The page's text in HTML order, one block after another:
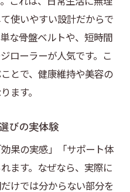
人気商品ランキング
正しい利用方法
体で使う器具の選び方
ーの特徴と選択基準
性と品質の見分け方
家が重視するポイント
具の選び方ガイド
評判を活かす方法
使いやすい設計だからで
な骨盤ベルトや、短時間
ローラーが人気です。こ
とで、健康維持や美容の
ます。
びの実体験
果の実感」「サポート体
ます。なぜなら、実際に
けでは分からない部分を